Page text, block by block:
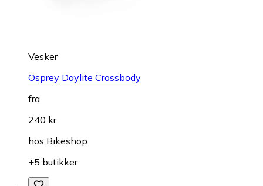
Vesker
Osprey Daylite Crossbody
fra
240 kr
hos Bikeshop
+5 butikker